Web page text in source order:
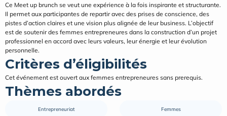
Ce Meet up brunch se veut une expérience à la fois inspirante et structurante.
Il permet aux participantes de repartir avec des prises de conscience, des
pistes d’action claires et une vision plus alignée de leur business. L’objectif
est de soutenir des femmes entrepreneures dans la construction d’un projet
professionnel en accord avec leurs valeurs, leur énergie et leur évolution
personnelle.
Critères d’éligibilités
Cet événement est ouvert aux femmes entrepreneures sans prerequis.
Thèmes abordés
Entrepreneuriat Femmes